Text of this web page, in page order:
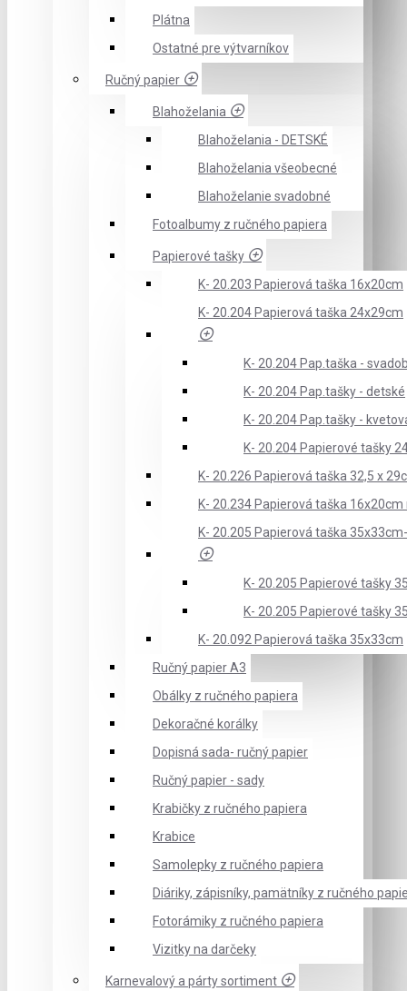
Plátna
Ostatné pre výtvarníkov
Ručný papier
Blahoželania
Blahoželania - DETSKÉ
Blahoželania všeobecné
Blahoželanie svadobné
Fotoalbumy z ručného papiera
Papierové tašky
K- 20.203 Papierová taška 16x20cm
K- 20.204 Papierová taška 24x29cm
K- 20.204 Pap.taška -
K- 20.204 Pap.tašky - detské
K- 20.204 Pap.tašky -
K- 20.204 Papierové tašky
K- 20.226 Papierová taška 32,5 x
K- 20.234 Papierová taška
K- 20.205 Papierová taška
K- 20.205 Papierové tašky
K- 20.205 Papierové tašky
K- 20.092 Papierová taška 35x33cm
Ručný papier A3
Obálky z ručného papiera
Dekoračné korálky
Dopisná sada- ručný papier
Ručný papier - sady
Krabičky z ručného papiera
Krabice
Samolepky z ručného papiera
Diáriky, zápisníky, pamätníky z ručného
Fotorámiky z ručného papiera
Vizitky na darčeky
Karnevalový a párty sortiment